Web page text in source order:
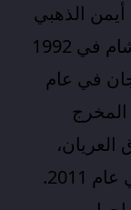
الذهبي
في عام 1991، وأنجبت منه ابنتها شام في 1992
الزوجان في عام
من المخرج
وأنجبت منه توأمين، آدم وعلي، في عام 2011.